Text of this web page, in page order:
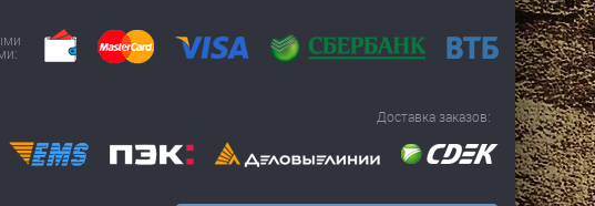
Доставка заказов: